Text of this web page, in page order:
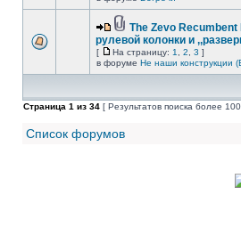
The Zevo
рулевой колонки и
[ На страницу: 1 2 3 ]
в форуме Не наши конструкции
Страница 1 из 34 [ Результатов поиска более
Список форумов